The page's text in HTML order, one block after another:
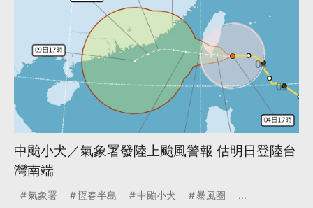
中颱小犬／氣象署發陸上颱風警報 估明日登陸台
灣南端
氣象署 恆春半島 中颱小犬 暴風圈 ...